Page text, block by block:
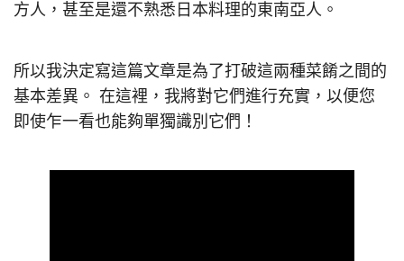
方人，甚至是還不熟悉日本料理的東南亞人。
所以我決定寫這篇文章是為了打破這兩種菜餚之間的
基本差異。 在這裡，我將對它們進行充實，以便您
即使乍一看也能夠單獨識別它們！